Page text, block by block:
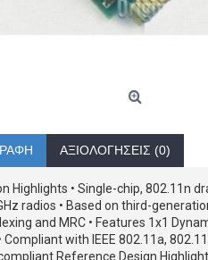
ΑΞΙΟΛΟΓΉΣΕΙΣ (0)
Highlights • Single-chip, 802.11n
radios • Based on third-
and MRC • Features 1x1
Compliant with IEEE 802.11a,
Reference Design